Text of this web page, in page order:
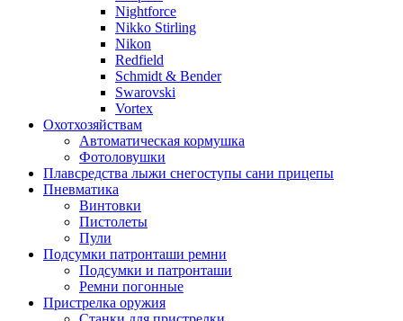
Nightforce
Nikko Stirling
Nikon
Redfield
Schmidt & Bender
Swarovski
Vortex
Охотхозяйствам
Автоматическая кормушка
Фотоловушки
Плавсредства лыжи снегоступы сани прицепы
Пневматика
Винтовки
Пистолеты
Пули
Подсумки патронташи ремни
Подсумки и патронташи
Ремни погонные
Пристрелка оружия